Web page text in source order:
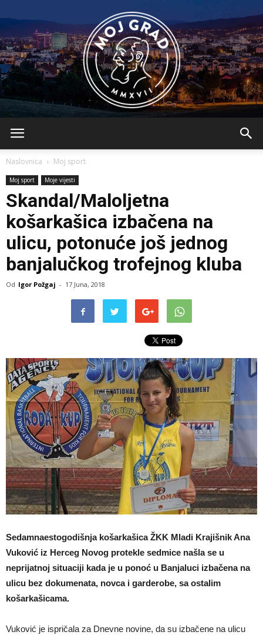
Naslovnica Moj sport
Moj sport Moje vijesti
Skandal/Maloljetna
košarkašica izbačena na
ulicu, potonuće još jednog
banjalučkog trofejnog kluba
Od Igor Požgaj - 17 Juna, 2018
Sedamnaestogodišnja košarkašica ŽKK Mladi Krajišnik Ana
Vuković iz Herceg Novog protekle sedmice našla se u
neprijatnoj situaciji kada je u ponoć u Banjaluci izbačena na
ulicu bez dokumenata, novca i garderobe, sa ostalim
košarkašicama.
Vuković je ispričala za Dnevne novine, da su izbačene na ulicu